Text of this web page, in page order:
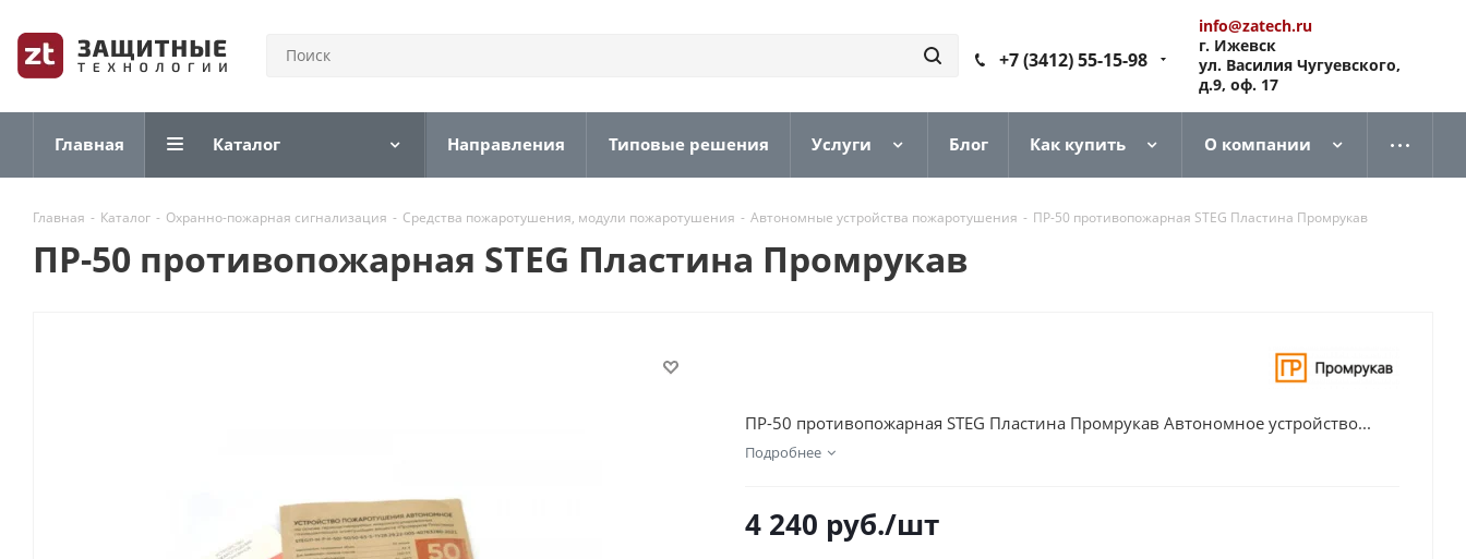
+7 (3412) 55-15-98
info@zatech.ru
г. Ижевск
ул. Василия Чугуевского,
д.9, оф. 17
Главная Каталог Направления Типовые решения Услуги Блог Как купить О компании
Главная - Каталог - Охранно-пожарная сигнализация - Средства пожаротушения, модули пожаротушения - Автономные устройства пожаротушения - ПР-50 противопожарная STEG Пластина Промрукав
ПР-50 противопожарная STEG Пластина Промрукав
ПР-50 противопожарная STEG Пластина Промрукав Автономное устройство...
Подробнее
4 240 руб./шт